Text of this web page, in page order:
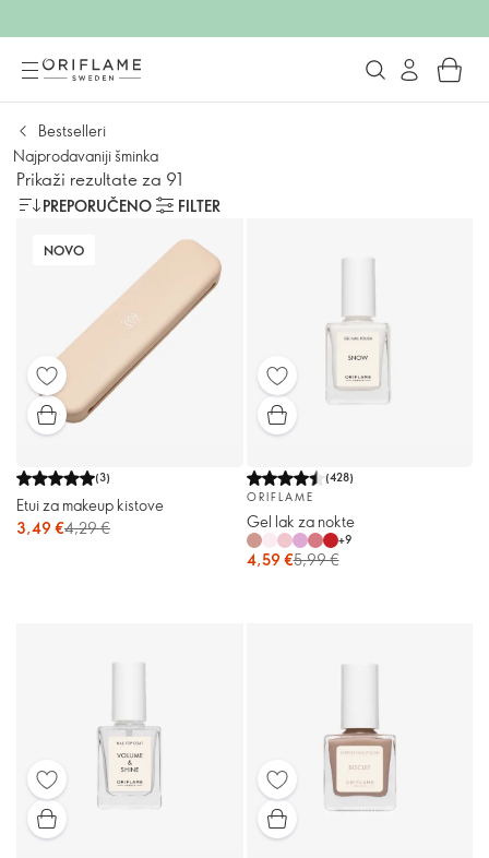
Bestselleri
Najprodavaniji šminka
Prikaži rezultate za 91
PREPORUČENO FILTER
NOVO
(3)
Etui za makeup kistove
3,49 €4,29 €
(428)
ORIFLAME
Gel lak za nokte
+9
4,59 €5,99 €